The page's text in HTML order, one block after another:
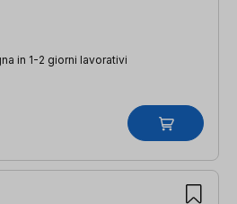
in 1-2 giorni lavorativi